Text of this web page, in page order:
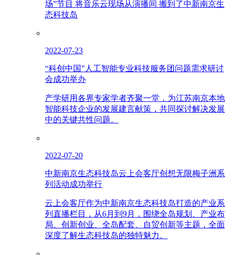
场”节目 将音乐云现场从演播间 搬到了中新南京生
态科技岛
2022-07-23
“科创中国”人工智能专业科技服务团问题需求研讨
会成功举办
产学研用各界专家学者齐聚一堂，为江苏南京本地
智能科技企业的发展建言献策，共同探讨解决发展
中的关键共性问题。
2022-07-20
中新南京生态科技岛云上会客厅创想无限梅子洲系
列活动成功举行
云上会客厅作为中新南京生态科技岛打造的产业系
列直播栏目，从6月到9月，围绕全岛规划、产业布
局、创新创业、全岛配套、自贸创新等主题，全面
深度了解生态科技岛的独特魅力。